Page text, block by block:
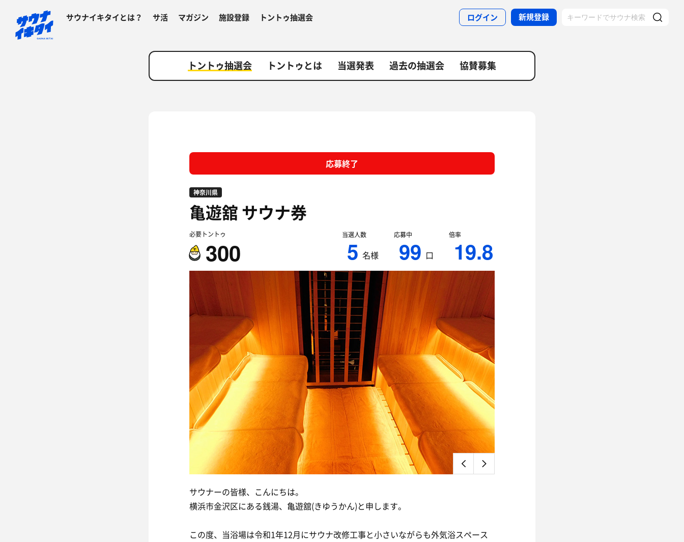
サウナイキタイとは？ サ活 マガジン 施設登録 トントゥ抽選会 ログイン 新規登録
トントゥ抽選会 トントゥとは 当選発表 過去の抽選会 協賛募集
応募終了
神奈川県
亀遊舘サウナ券
必要トントゥ
300
当選人数
5 名様
応募中
99 口
倍率
19.8
サウナーの皆様、こんにちは。
横浜市金沢区にある銭湯、亀遊舘(きゆうかん)と申します。
この度、当浴場は令和1年12月にサウナ改修工事と小さいながらも外気浴スペース